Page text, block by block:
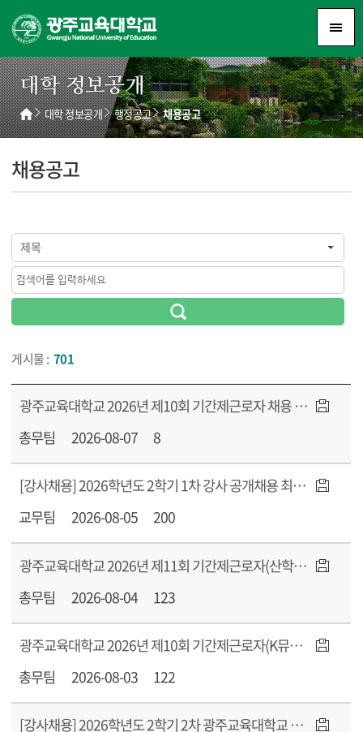
대학 정보공개
채용공고
대학 정보공개 행정공고 채용공고
제목
게시물 : 701
광주교육대학교 2026년 제10회 기간제근로자 채용 서류전형 합격자 발표
총무팀
2026-08-07 8
[강사채용] 2026학년도 2학기 1차 강사 공개채용 최종 합격자 공지 및 안내사항
교무팀
2026-08-05 200
광주교육대학교 2026년 제11회 기간제근로자(산학협력단) 채용 공고
총무팀
2026-08-04 123
광주교육대학교 2026년 제10회 기간제근로자(K뮤지엄사업) 채용 공고
총무팀
2026-08-03 122
[강사채용] 2026학년도 2학기 2차 광주교육대학교 강사 공개채용 공고